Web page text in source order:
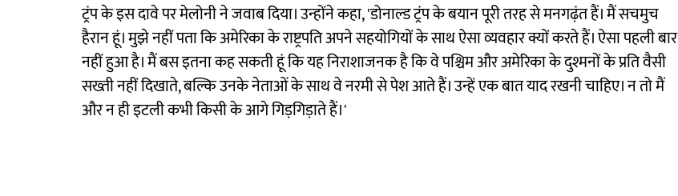
ट्रंप के इस दावे पर मेलोनी ने जवाब दिया। उन्होंने कहा, 'डोनाल्ड ट्रंप के बयान पूरी तरह से मनगढ़ंत हैं। मैं सचमुच
हैरान हूं। मुझे नहीं पता कि अमेरिका के राष्ट्रपति अपने सहयोगियों के साथ ऐसा व्यवहार क्यों करते हैं। ऐसा पहली बार
नहीं हुआ है। मैं बस इतना कह सकती हूं कि यह निराशाजनक है कि वे पश्चिम और अमेरिका के दुश्मनों के प्रति वैसी
सख्ती नहीं दिखाते, बल्कि उनके नेताओं के साथ वे नरमी से पेश आते हैं। उन्हें एक बात याद रखनी चाहिए। न तो मैं
और न ही इटली कभी किसी के आगे गिड़गिड़ाते हैं।'